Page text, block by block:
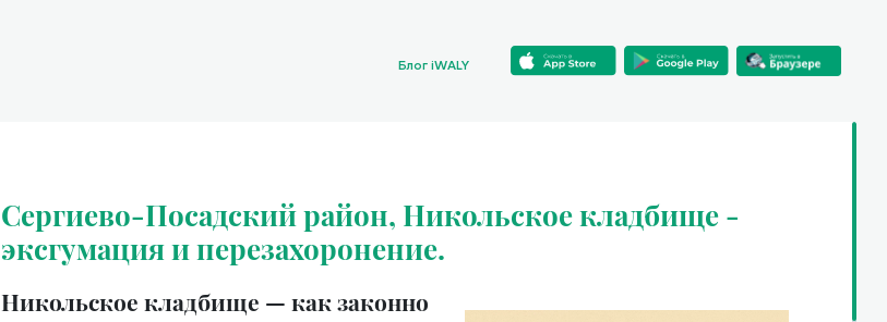
Блог iWALY
Сергиево-Посадский район, Никольское кладбище -
эксгумация и перезахоронение.
Никольское кладбище — как законно